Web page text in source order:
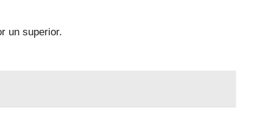
un superior.